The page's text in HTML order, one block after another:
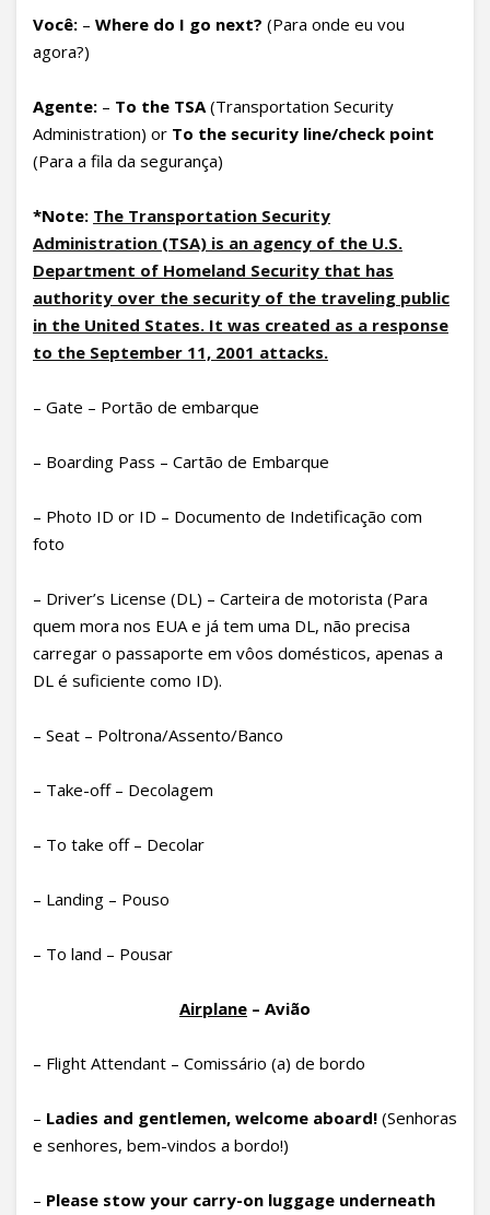
Você: – Where do I go next? (Para onde eu vou
agora?)
Agente: – To the TSA(Transportation Security
Administration) or To the security line/check point
(Para a fila da segurança)
*Note: The Transportation Security
Administration (TSA) is an agency of the U.S.
Department of Homeland Security that has
authority over the security of the traveling public
in the United States. It was created as a response
to the September 11, 2001 attacks.
– Gate – Portão de embarque
– Boarding Pass – Cartão de Embarque
– Photo ID or ID – Documento de Indetificação com
foto
– Driver’s License (DL) – Carteira de motorista (Para
quem mora nos EUA e já tem uma DL, não precisa
carregar o passaporte em vôos domésticos, apenas a
DL é suficiente como ID).
– Seat – Poltrona/Assento/Banco
– Take-off – Decolagem
– To take off – Decolar
– Landing – Pouso
– To land – Pousar
Airplane – Avião
– Flight Attendant – Comissário (a) de bordo
– Ladies and gentlemen, welcome aboard! (Senhoras
e senhores, bem-vindos a bordo!)
– Please stow your carry-on luggage underneath